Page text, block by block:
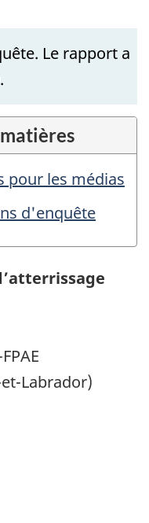
Le rapport a
pour les médias
d'enquête
Labrador)